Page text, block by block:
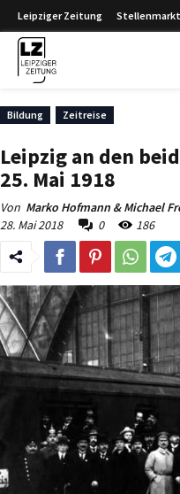
Leipziger Zeitung Stellenmarkt
Bildung Zeitreise
Leipzig an den
25. Mai 1918
Von Marko Hofmann & Michael
28. Mai 2018
0 186